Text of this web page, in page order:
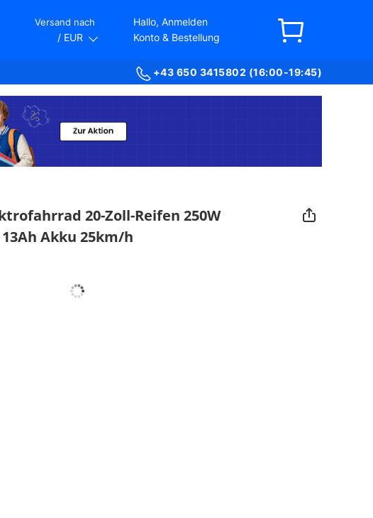
Versand nach
/ EUR
Hallo, Anmelden
Konto & Bestellung
+43 650 3415802 (16:00-19:45)
20-Zoll-Reifen 250W
Akku 25km/h